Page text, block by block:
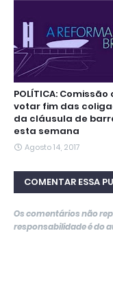
POLÍTICA: Comissão
votar fim das
da cláusula de
esta semana
Agosto 14, 2017
COMENTAR ESSA
Os comentários não
responsabilidade é do